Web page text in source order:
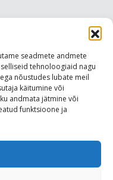
seadmete andmete
tehnoloogiaid nagu
nõustudes lubate meil
käitumine või
andmata jätmine või
funktsioone ja